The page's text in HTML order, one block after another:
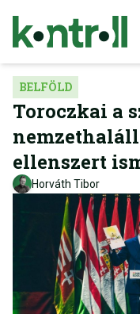
BELFÖLD
Toroczkai a
ellenszert
Horváth Tibor